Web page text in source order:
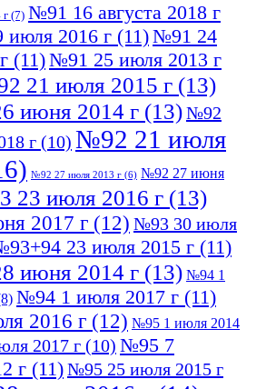
(7) №91 16 августа 2018 г
2016 г (11)№91 24
(11)№91 25 июля 2013 г
21 июля 2015 г (13)
июня 2014 г (13)№92
г (10) №92 21 июля
№92 27 июля 2013 г (6) №92 27 июня
23 июля 2016 г (13)
2017 г (12) №93 30 июля
23 июля 2015 г (11)
июня 2014 г (13) №94 1
№94 1 июля 2017 г (11)
2016 г (12) №95 1 июля 2014
2017 г (10) №95 7
г (11)№95 25 июля 2015 г